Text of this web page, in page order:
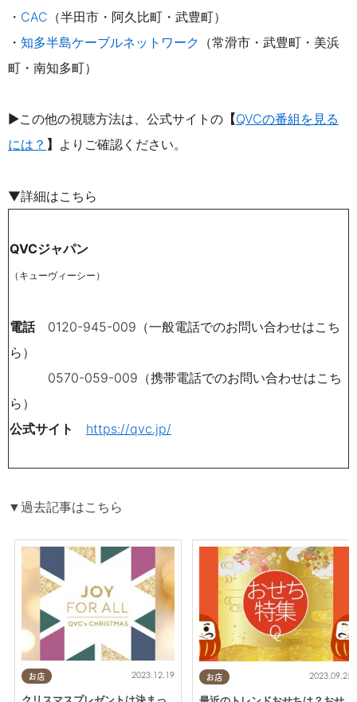
・ CAC （半田市・阿久比町・武豊町）
・ 知多半島ケーブルネットワーク （常滑市・武豊町・美浜
町・南知多町）
▶この他の視聴方法は、公式サイトの 【QVCの番組を見る
には？ 】 よりご確認ください。
▼詳細はこちら
QVCジャパン
（キューヴィーシー）
電話
0120-945-009（一般電話でのお問い合わせはこち
ら）
0570-059-009（携帯電話でのお問い合わせはこち
ら）
公式サイト
https://qvc.jp/
▼過去記事はこちら
お店 2023.12.19 お店 2023.09.25